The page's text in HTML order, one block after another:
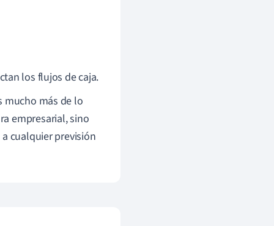
los flujos de caja.
mucho más de lo
empresarial, sino
cualquier previsión